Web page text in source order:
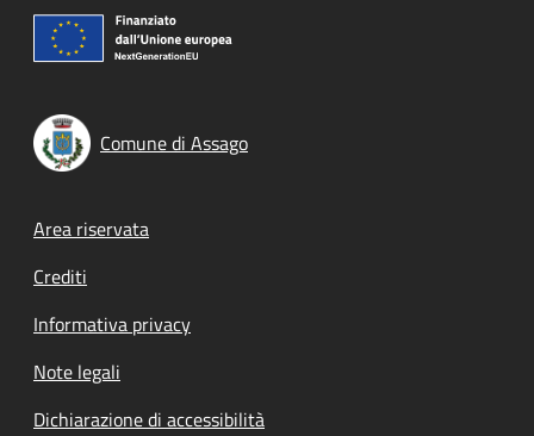
Comune di Assago
Footer menu
Area riservata
Crediti
Informativa privacy
Note legali
Dichiarazione di accessibilità